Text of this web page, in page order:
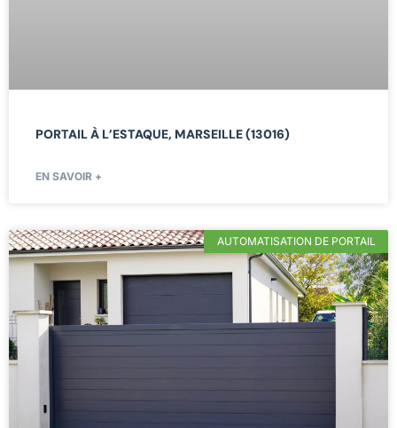
PORTAIL À L’ESTAQUE, MARSEILLE (13016)
EN SAVOIR +
AUTOMATISATION DE PORTAIL